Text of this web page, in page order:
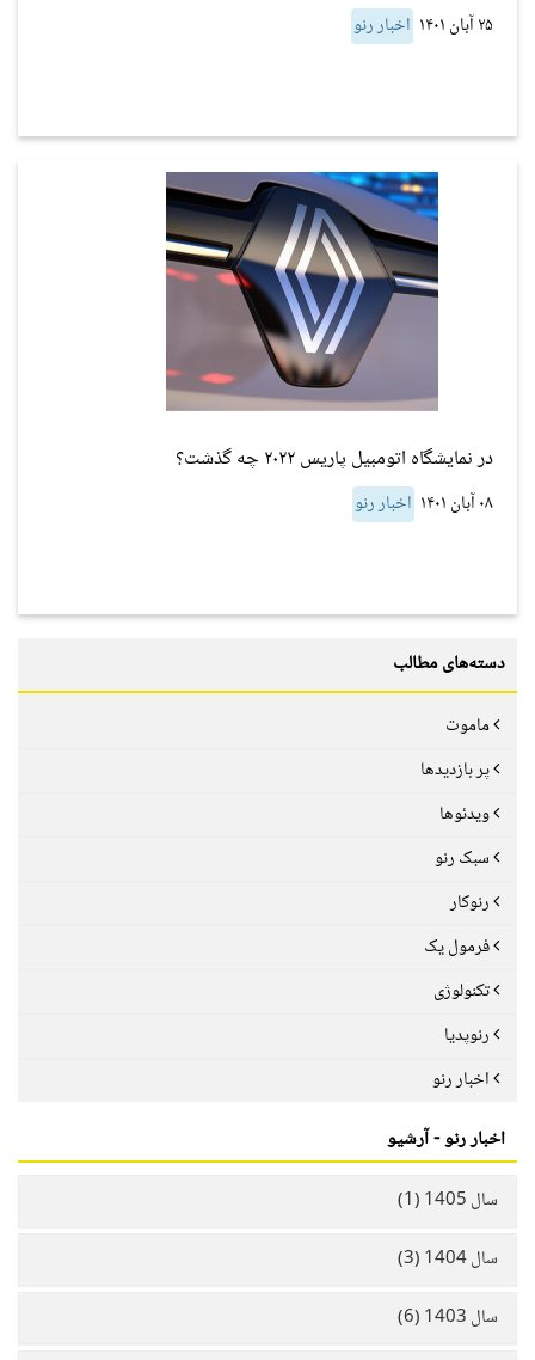
۲۵ آبان ۱۴۰۱ اخبار رنو
در نمایشگاه اتومبیل پاریس ۲۰۲۲ چه گذشت؟
۰۸ آبان ۱۴۰۱ اخبار رنو
دسته‌های مطالب
ماموت
پر بازدیدها
ویدئوها
سبک رنو
رنوکار
فرمول یک
تکنولوژی
رنوپدیا
اخبار رنو
اخبار رنو - آرشیو
سال 1405 (1)
سال 1404 (3)
سال 1403 (6)